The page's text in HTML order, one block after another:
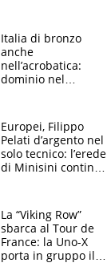
Italia di bronzo
anche
nell’acrobatica:
dominio nel
e compagni
continuare
Europei, Filippo
Pelati d’argento nel
solo tecnico: l’erede
di Minisini continua
mirino
La “Viking Row”
sbarca al Tour de
France: la Uno-X
porta in gruppo il